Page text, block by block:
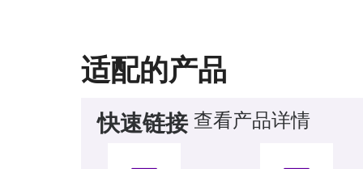
适配的产品
快速链接 查看产品详情